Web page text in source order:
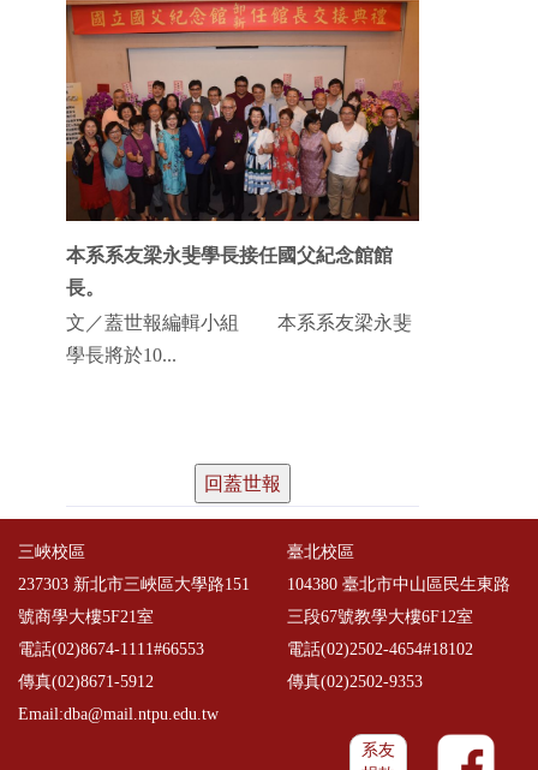
本系系友梁永斐學長接任國父紀念館館
長。
文／蓋世報編輯小組 本系系友梁永斐
學長將於10...
回蓋世報
三峽校區
237303 新北市三峽區大學路151
號商學大樓5F21室
電話(02)8674-1111#66553
傳真(02)8671-5912
Email:dba@mail.ntpu.edu.tw
臺北校區
104380 臺北市中山區民生東路
三段67號教學大樓6F12室
電話(02)2502-4654#18102
傳真(02)2502-9353
系友